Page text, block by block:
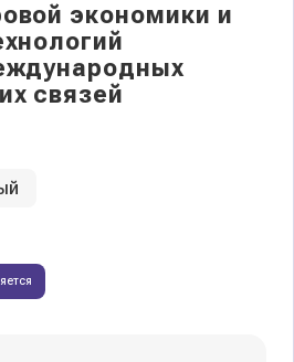
экономики и
связей